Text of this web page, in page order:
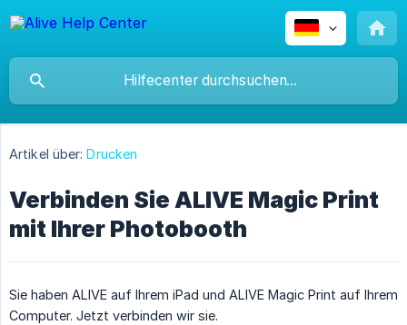
Artikel über: Drucken
Verbinden Sie ALIVE Magic Print
mit Ihrer Photobooth
Sie haben ALIVE auf Ihrem iPad und ALIVE Magic Print auf Ihrem
Computer. Jetzt verbinden wir sie.